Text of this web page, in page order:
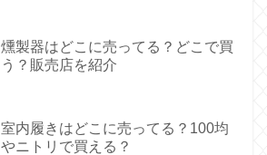
燻製器はどこに売ってる？どこで買
う？販売店を紹介
室内履きはどこに売ってる？100均
やニトリで買える？